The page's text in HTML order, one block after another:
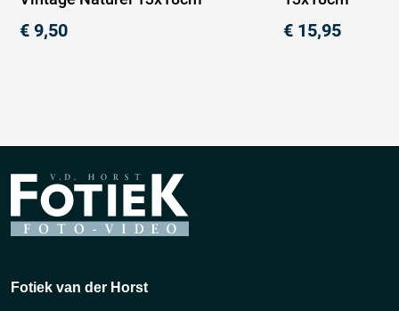
€ 9,50 € 15,95
Fotiek van der Horst